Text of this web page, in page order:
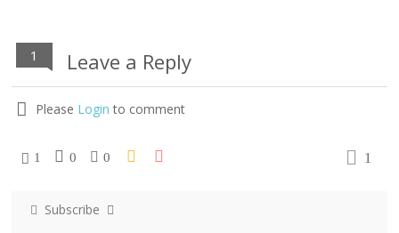
1 Leave a Reply
Please Login to comment
1 0 0 1
Subscribe